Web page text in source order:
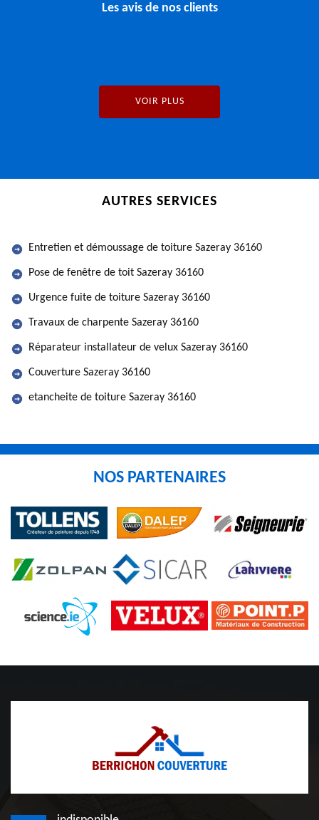
Les avis de nos clients
VOIR PLUS
AUTRES SERVICES
Entretien et démoussage de toiture Sazeray 36160
Pose de fenêtre de toit Sazeray 36160
Urgence fuite de toiture Sazeray 36160
Travaux de charpente Sazeray 36160
Réparateur installateur de velux Sazeray 36160
Couverture Sazeray 36160
etancheite de toiture Sazeray 36160
NOS PARTENAIRES